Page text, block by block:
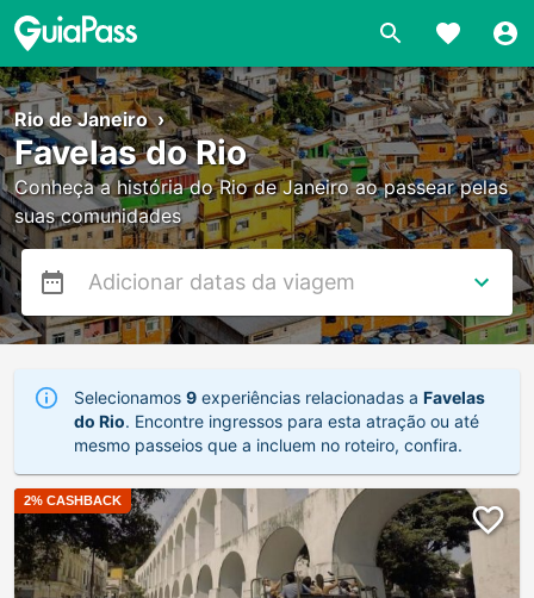
Rio de Janeiro ›
Favelas do Rio
Conheça a história do Rio de Janeiro ao passear pelas
suas comunidades
Selecionamos 9 experiências relacionadas a Favelas
do Rio. Encontre ingressos para esta atração ou até
mesmo passeios que a incluem no roteiro, confira.
2% CASHBACK